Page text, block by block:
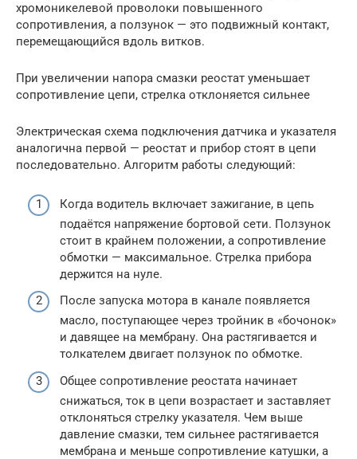
хромоникелевой проволоки повышенного
сопротивления, а ползунок — это подвижный контакт,
перемещающийся вдоль витков.
При увеличении напора смазки реостат уменьшает
сопротивление цепи, стрелка отклоняется сильнее
Электрическая схема подключения датчика и указателя
аналогична первой — реостат и прибор стоят в цепи
последовательно. Алгоритм работы следующий:
Когда водитель включает зажигание, в цепь
подаётся напряжение бортовой сети. Ползунок
стоит в крайнем положении, а сопротивление
обмотки — максимальное. Стрелка прибора
держится на нуле.
После запуска мотора в канале появляется
масло, поступающее через тройник в «бочонок»
и давящее на мембрану. Она растягивается и
толкателем двигает ползунок по обмотке.
Общее сопротивление реостата начинает
снижаться, ток в цепи возрастает и заставляет
отклоняться стрелку указателя. Чем выше
давление смазки, тем сильнее растягивается
мембрана и меньше сопротивление катушки, а